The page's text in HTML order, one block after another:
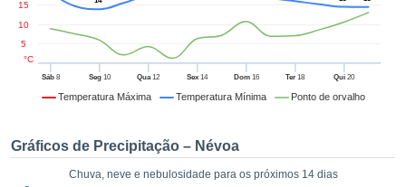
forma
digital
Temperatura Máxima Temperatura Mínima Ponto de orvalho
Sáb8 Seg10 Qua12 Sex 14 Dom16 Ter 18 Qui 20
5
10
15
°C
Gráficos de Precipitação – Névoa
Chuva, neve e nebulosidade para os próximos 14 dias